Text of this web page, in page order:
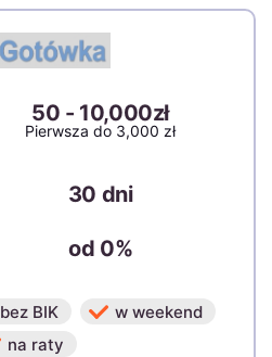
50 - 10,000zł
Pierwsza do 3,000 zł
30 dni
od 0%
bez BIK
w weekend
na raty